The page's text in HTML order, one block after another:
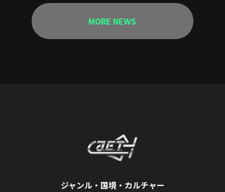
MORE NEWS
ジャンル・国境・カルチャー